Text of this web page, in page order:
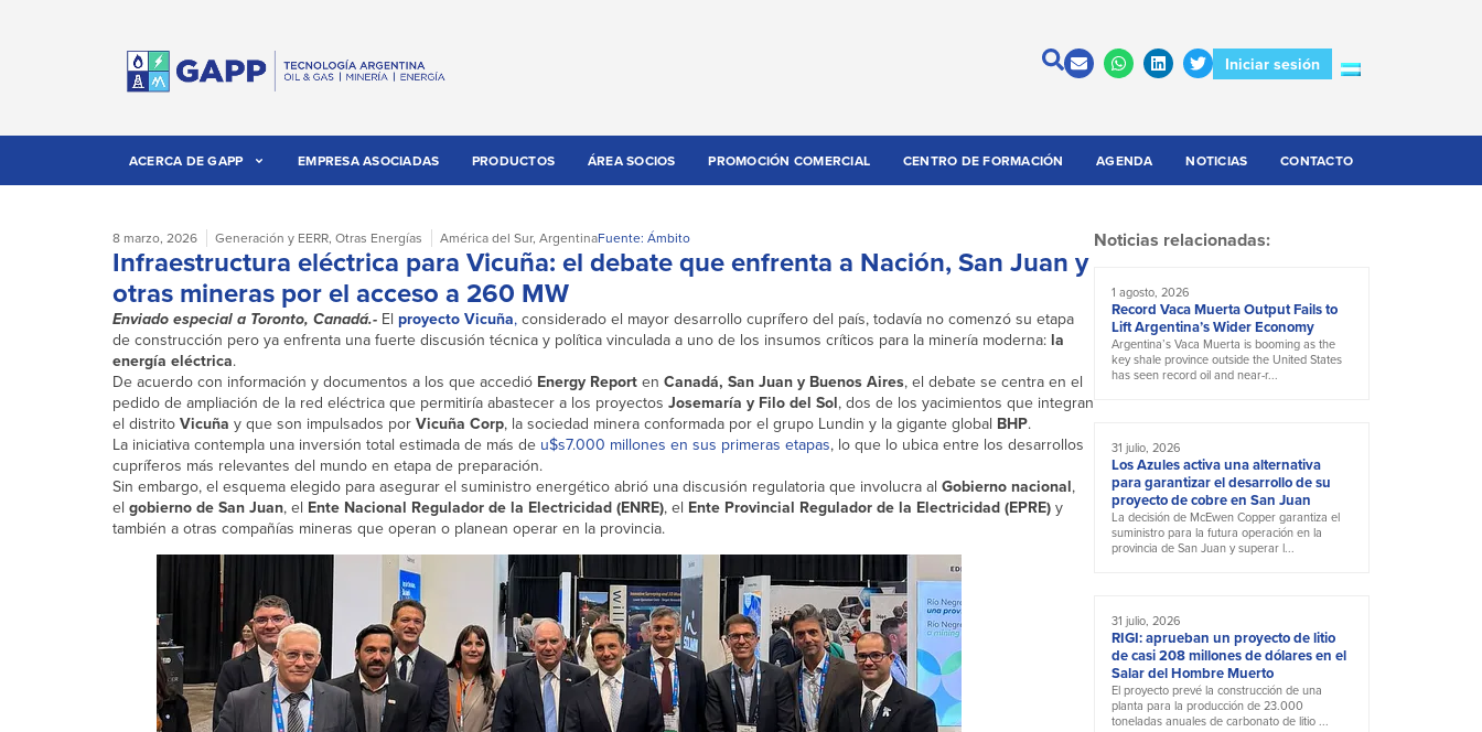
Iniciar sesión
ACERCA DE GAPP EMPRESA ASOCIADAS PRODUCTOS ÁREA SOCIOS PROMOCIÓN COMERCIAL CENTRO DE FORMACIÓN AGENDA NOTICIAS CONTACTO
8 marzo, 2026 Generación y EERR, Otras Energías América del Sur, ArgentinaFuente: Ámbito
Infraestructura eléctrica para Vicuña: el debate que enfrenta a Nación, San Juan y
otras mineras por el acceso a 260 MW
Enviado especial a Toronto, Canadá.- El proyecto Vicuña,considerado el mayor desarrollo cuprífero del país, todavía no comenzó su etapa
de construcción pero ya enfrenta una fuerte discusión técnica y política vinculada a uno de los insumos críticos para la minería moderna: la
energía eléctrica.
De acuerdo con información y documentos a los que accedió Energy Report en Canadá, San Juan y Buenos Aires, el debate se centra en el
pedido de ampliación de la red eléctrica que permitiría abastecer a los proyectos Josemaría y Filo del Sol, dos de los yacimientos que integran
el distrito Vicuña y que son impulsados por Vicuña Corp, la sociedad minera conformada por el grupo Lundin y la gigante global BHP.
La iniciativa contempla una inversión total estimada de más de u$s7.000 millones en sus primeras etapas, lo que lo ubica entre los desarrollos
cupríferos más relevantes del mundo en etapa de preparación.
Sin embargo, el esquema elegido para asegurar el suministro energético abrió una discusión regulatoria que involucra al Gobierno nacional,
el gobierno de San Juan, el Ente Nacional Regulador de la Electricidad (ENRE), el Ente Provincial Regulador de la Electricidad (EPRE) y
también a otras compañías mineras que operan o planean operar en la provincia.
Noticias relacionadas:
1 agosto, 2026
Record Vaca Muerta Output Fails to
Lift Argentina’s Wider Economy
Argentina’s Vaca Muerta is booming as the
key shale province outside the United States
has seen record oil and near-r...
31 julio, 2026
Los Azules activa una alternativa
para garantizar el desarrollo de su
proyecto de cobre en San Juan
La decisión de McEwen Copper garantiza el
suministro para la futura operación en la
provincia de San Juan y superar l...
31 julio, 2026
RIGI: aprueban un proyecto de litio
de casi 208 millones de dólares en el
Salar del Hombre Muerto
El proyecto prevé la construcción de una
planta para la producción de 23.000
toneladas anuales de carbonato de litio ...